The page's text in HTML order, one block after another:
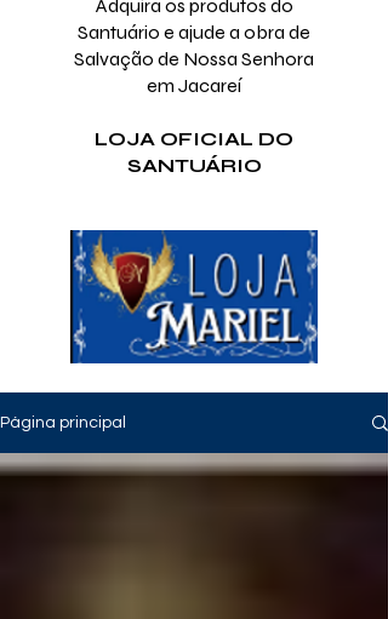
Adquira os produtos do
Santuário e ajude a obra de
Salvação de Nossa Senhora
em Jacareí
LOJA OFICIAL DO
SANTUÁRIO
Página principal